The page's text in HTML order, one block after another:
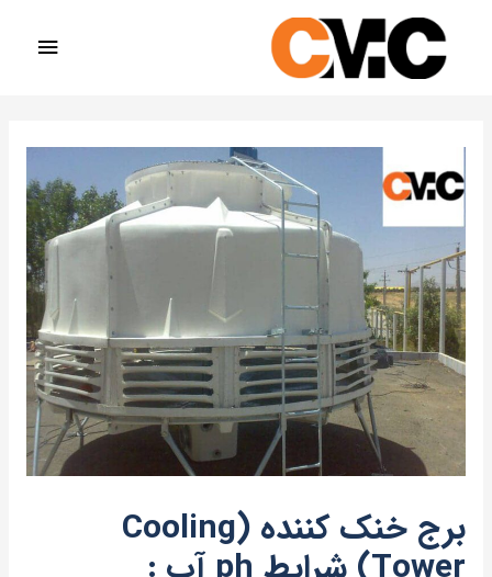
برج خنک کننده (Cooling